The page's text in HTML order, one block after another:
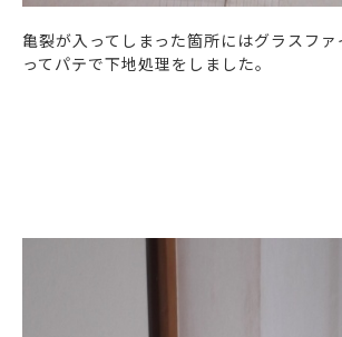
亀裂が入ってしまった箇所にはグラスフ
ってパテで下地処理をしました。